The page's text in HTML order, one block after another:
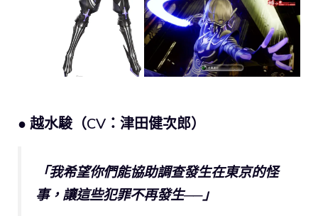
● 越水駿（CV：津田健次郎）
「我希望你們能協助調查發生在東京的怪
事，讓這些犯罪不再發生──」